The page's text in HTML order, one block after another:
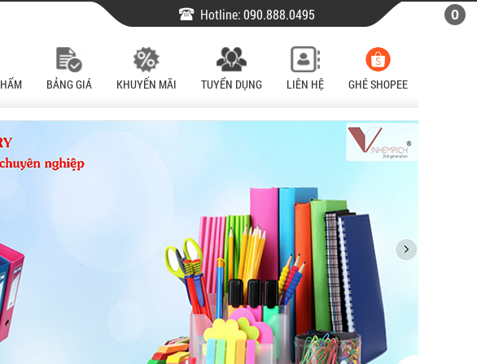
BẢNG GIÁ KHUYẾN MÃI TUYỂN DỤNG LIÊN HỆ GHÉ SHOPEE
Hotline:090.888.0495 0